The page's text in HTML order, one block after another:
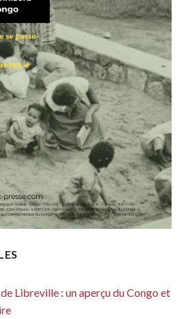
Libreville : un aperçu du Congo et